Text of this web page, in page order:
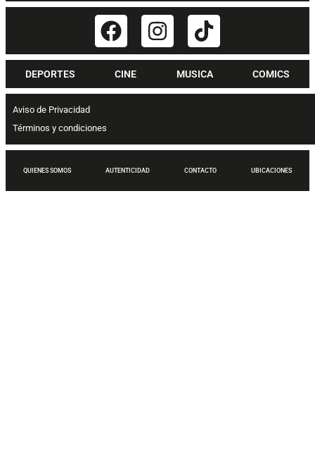
DEPORTES CINE MUSICA COMICS
Aviso de Privacidad
Términos y condiciones
QUIENES SOMOS AUTENTICIDAD CONTACTO UBICACIONES